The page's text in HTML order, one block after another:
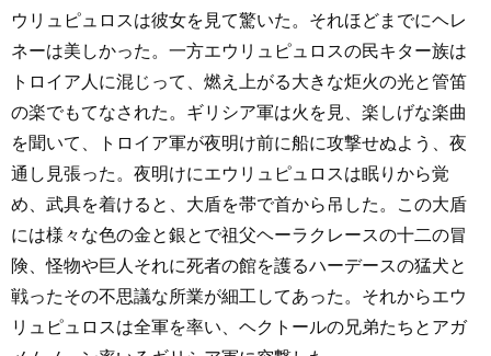
ウリュピュロスは彼女を見て驚いた。それほどまでにヘレ
ネーは美しかった。一方エウリュピュロスの民キター族は
トロイア人に混じって、燃え上がる大きな炬火の光と管笛
の楽でもてなされた。ギリシア軍は火を見、楽しげな楽曲
を聞いて、トロイア軍が夜明け前に船に攻撃せぬよう、夜
通し見張った。夜明けにエウリュピュロスは眠りから覚
め、武具を着けると、大盾を帯で首から吊した。この大盾
には様々な色の金と銀とで祖父ヘーラクレースの十二の冒
険、怪物や巨人それに死者の館を護るハーデースの猛犬と
戦ったその不思議な所業が細工してあった。それからエウ
リュピュロスは全軍を率い、ヘクトールの兄弟たちとアガ